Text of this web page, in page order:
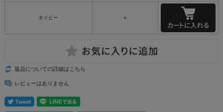
ネイビー ○
返品についての詳細はこちら
レビューはありません